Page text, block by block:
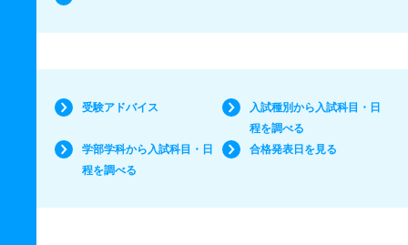
受験アドバイス
入試種別から入試科目・日
程を調べる
学部学科から入試科目・日
程を調べる
合格発表日を見る